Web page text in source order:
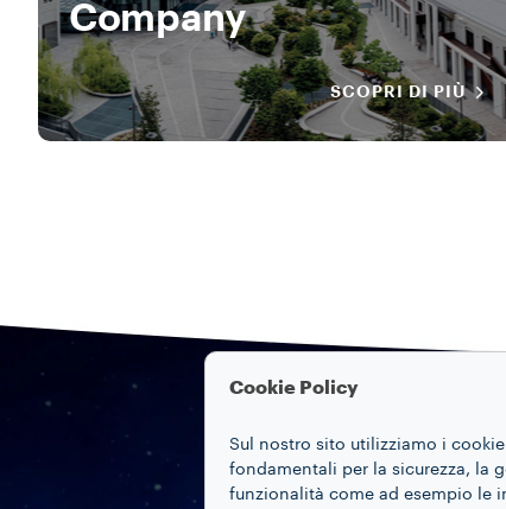
Company
SCOPRI DI PIÙ
Cookie Policy
Sul nostro sito utilizziamo i
fondamentali per la sicurezza, la
funzionalità come ad esempio le